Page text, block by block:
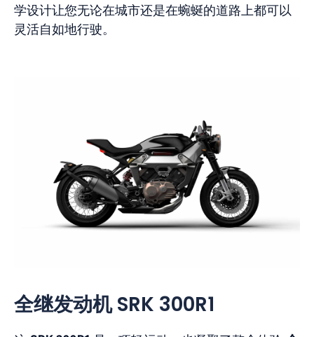
学设计让您无论在城市还是在蜿蜒的道路上都可以
灵活自如地行驶。
全继发动机 SRK 300R1